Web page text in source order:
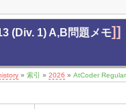
(Div. 1) A,B問題メモ]]
» 索引 » 2026 » AtCoder